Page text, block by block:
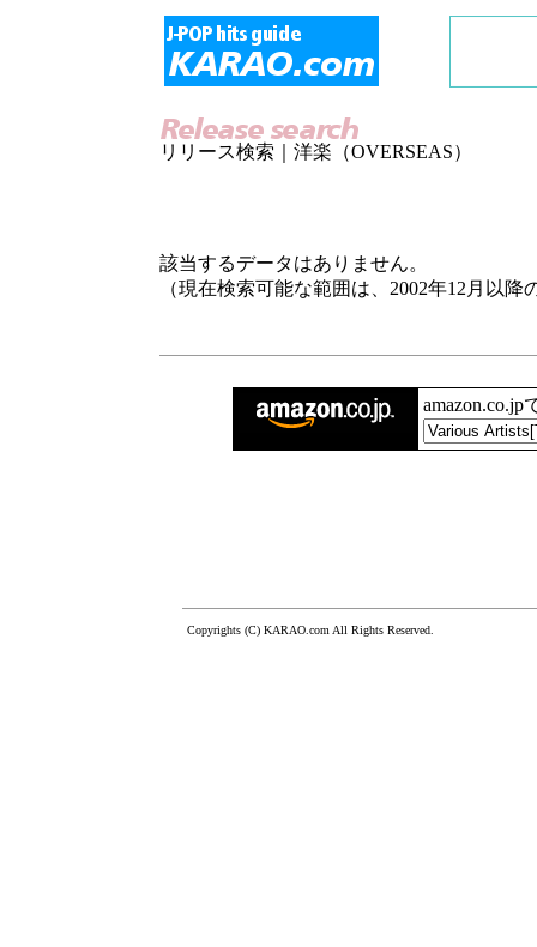
リリース検索｜洋楽（OVERSEAS）
該当するデータはありません。
（現在検索可能な範囲は、2002年12月以
amazon.co.jp
Copyrights (C) KARAO.com All Rights Reserved.